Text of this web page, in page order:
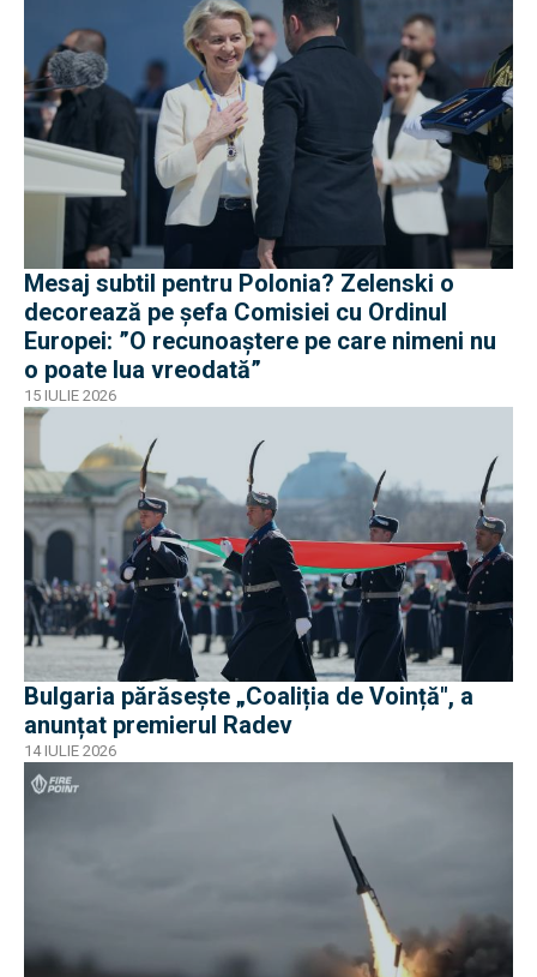
Mesaj subtil pentru Polonia? Zelenski o
decorează pe șefa Comisiei cu Ordinul
Europei: ”O recunoaștere pe care nimeni nu
o poate lua vreodată”
15 IULIE 2026
Bulgaria părăsește „Coaliția de Voință", a
anunțat premierul Radev
14 IULIE 2026